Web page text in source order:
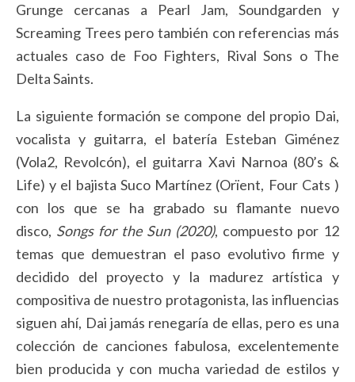
Grunge cercanas a Pearl Jam, Soundgarden y
Screaming Trees pero también con referencias más
actuales caso de Foo Fighters, Rival Sons o The
Delta Saints.
La siguiente formación se compone del propio Dai,
vocalista y guitarra, el batería Esteban Giménez
(Vola2, Revolcón), el guitarra Xavi Narnoa (80’s &
Life) y el bajista Suco Martínez (Orïent, Four Cats )
con los que se ha grabado su flamante nuevo
disco, Songs for the Sun (2020), compuesto por 12
temas que demuestran el paso evolutivo firme y
decidido del proyecto y la madurez artística y
compositiva de nuestro protagonista, las influencias
siguen ahí, Dai jamás renegaría de ellas, pero es una
colección de canciones fabulosa, excelentemente
bien producida y con mucha variedad de estilos y